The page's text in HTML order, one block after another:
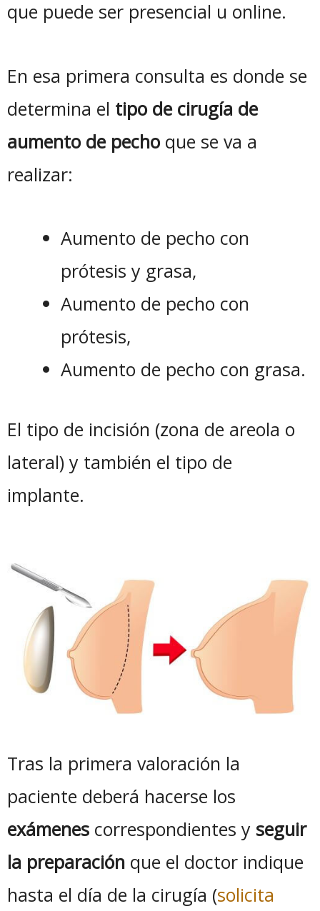
que puede ser presencial u online.
En esa primera consulta es donde se
determina el tipo de cirugía de
aumento de pecho que se va a
realizar:
Aumento de pecho con
prótesis y grasa,
Aumento de pecho con
prótesis,
Aumento de pecho con grasa.
El tipo de incisión (zona de areola o
lateral) y también el tipo de
implante.
Tras la primera valoración la
paciente deberá hacerse los
exámenes correspondientes y seguir
la preparación que el doctor indique
hasta el día de la cirugía (solicita